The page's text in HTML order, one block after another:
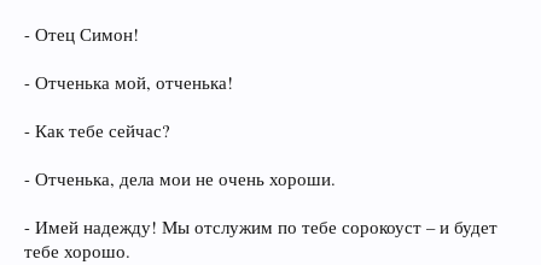
- Отец Симон!
- Отченька мой, отченька!
- Как тебе сейчас?
- Отченька, дела мои не очень хороши.
- Имей надежду! Мы отслужим по тебе сорокоуст – и будет
тебе хорошо.